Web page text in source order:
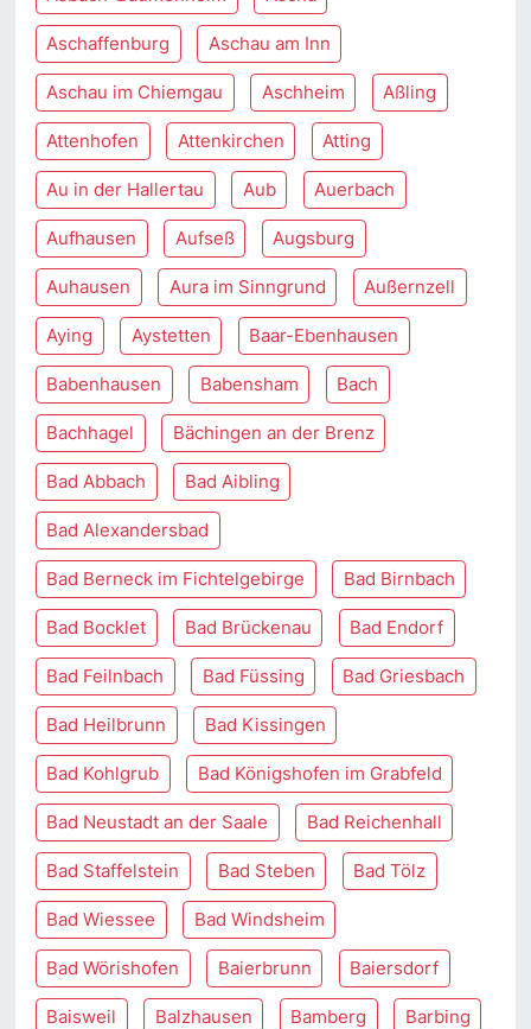
Aschaffenburg Aschau am Inn
Aschau im Chiemgau Aschheim Aßling
Attenhofen Attenkirchen Atting
Au in der Hallertau Aub Auerbach
Aufhausen Aufseß Augsburg
Auhausen Aura im Sinngrund Außernzell
Aying Aystetten Baar-Ebenhausen
Babenhausen Babensham Bach
Bachhagel Bächingen an der Brenz
Bad Abbach Bad Aibling
Bad Alexandersbad
Bad Berneck im Fichtelgebirge Bad Birnbach
Bad Bocklet Bad Brückenau Bad Endorf
Bad Feilnbach Bad Füssing Bad Griesbach
Bad Heilbrunn Bad Kissingen
Bad Kohlgrub Bad Königshofen im Grabfeld
Bad Neustadt an der Saale Bad Reichenhall
Bad Staffelstein Bad Steben Bad Tölz
Bad Wiessee Bad Windsheim
Bad Wörishofen Baierbrunn Baiersdorf
Baisweil Balzhausen Bamberg Barbing